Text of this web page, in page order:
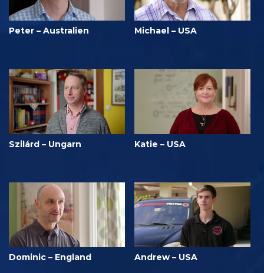
Peter – Australien Michael – USA
Szilárd – Ungarn Katie – USA
Dominic – England Andrew – USA